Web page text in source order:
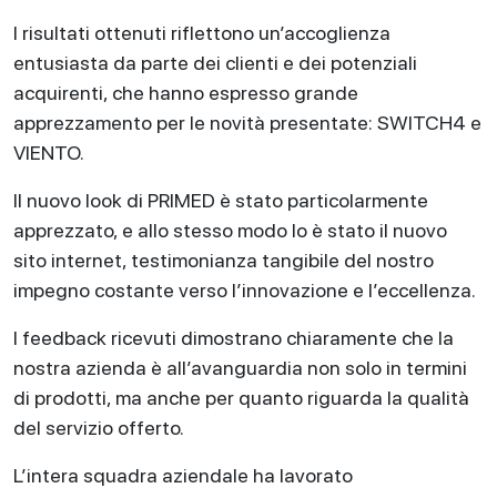
I risultati ottenuti riflettono un’accoglienza
entusiasta da parte dei clienti e dei potenziali
acquirenti, che hanno espresso grande
apprezzamento per le novità presentate: SWITCH4 e
VIENTO.
Il nuovo look di PRIMED è stato particolarmente
apprezzato, e allo stesso modo lo è stato il nuovo
sito internet, testimonianza tangibile del nostro
impegno costante verso l’innovazione e l’eccellenza.
I feedback ricevuti dimostrano chiaramente che la
nostra azienda è all’avanguardia non solo in termini
di prodotti, ma anche per quanto riguarda la qualità
del servizio offerto.
L’intera squadra aziendale ha lavorato